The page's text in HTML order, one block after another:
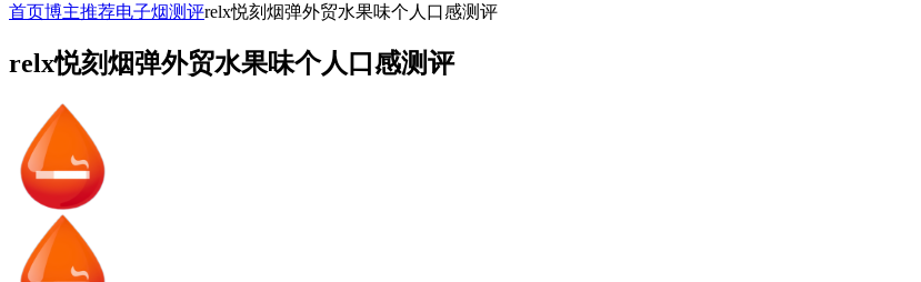
首页博主推荐电子烟测评relx悦刻烟弹外贸水果味个人口感测评
relx悦刻烟弹外贸水果味个人口感测评